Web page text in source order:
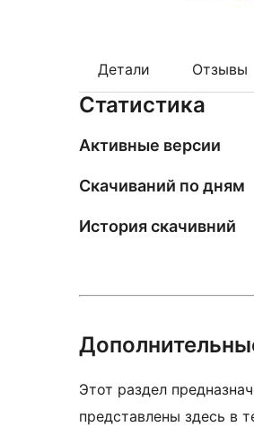
Детали Отзывы
Статистика
Активные версии
Скачиваний по дням
История скачивний
Этот раздел
представлены здесь в